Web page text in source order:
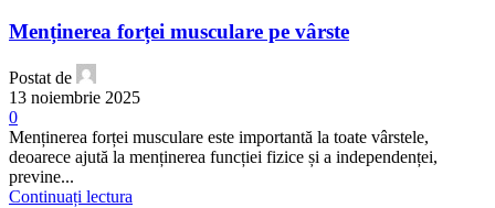
Menținerea forței musculare pe vârste
Postat de
13 noiembrie 2025
0
Menținerea forței musculare este importantă la toate vârstele,
deoarece ajută la menținerea funcției fizice și a independenței,
previne...
Continuați lectura